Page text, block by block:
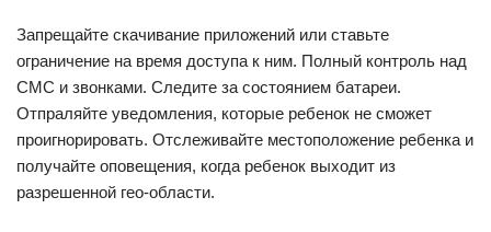
Запрещайте скачивание приложений или ставьте
ограничение на время доступа к ним. Полный контроль над
СМС и звонками. Следите за состоянием батареи.
Отпраляйте уведомления, которые ребенок не сможет
проигнорировать. Отслеживайте местоположение ребенка и
получайте оповещения, когда ребенок выходит из
разрешенной гео-области.